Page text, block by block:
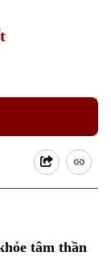
tâm thần